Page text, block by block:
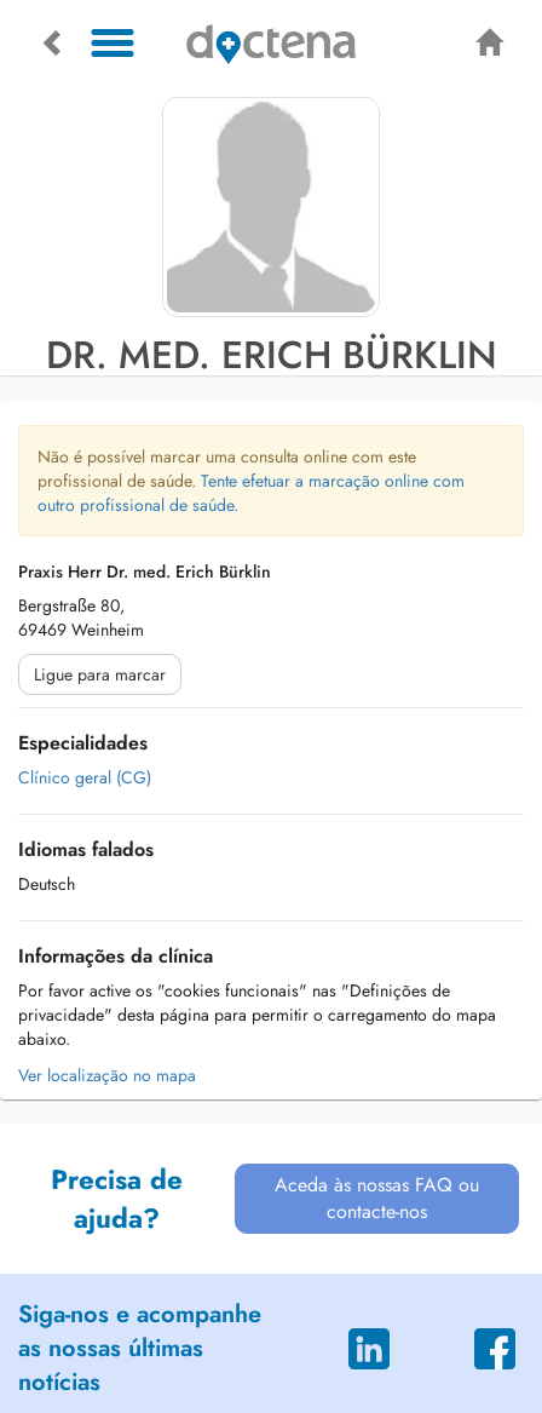
DR. MED. ERICH BÜRKLIN
Não é possível marcar uma consulta online com este
profissional de saúde. Tente efetuar a marcação online com
outro profissional de saúde.
Praxis Herr Dr. med. Erich Bürklin
Bergstraße 80,
69469 Weinheim
Ligue para marcar
Especialidades
Clínico geral (CG)
Idiomas falados
Deutsch
Informações da clínica
Por favor active os "cookies funcionais" nas "Definições de
privacidade" desta página para permitir o carregamento do mapa
abaixo.
Ver localização no mapa
Precisa de
ajuda?
Aceda às nossas FAQ ou
contacte-nos
Siga-nos e acompanhe
as nossas últimas
notícias